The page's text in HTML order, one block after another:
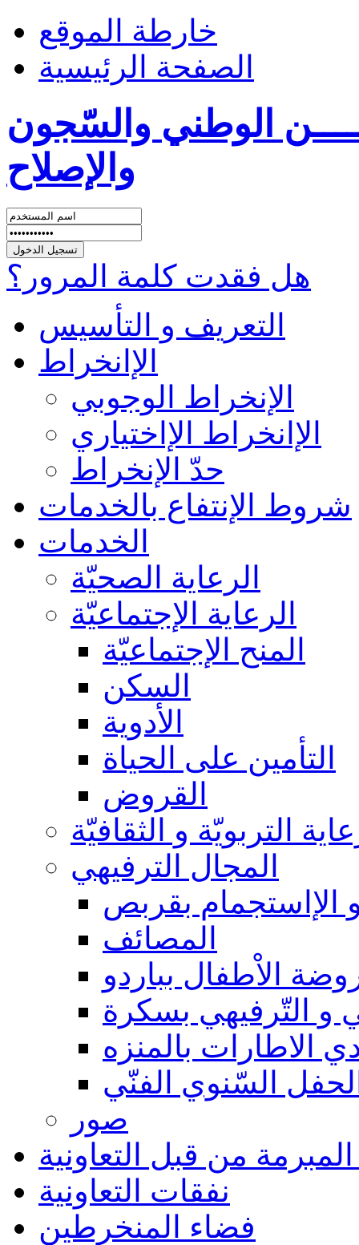
خارطة الموقع
الصفحة الرئيسية
الوطني والسّجون
والإصلاح
هل فقدت كلمة المرور؟
التعريف و التأسيس
الإانخراط
الإنخراط الوجوبي
الإانخراط الإاختياري
حدّ الإنخراط
شروط الإنتفاع بالخدمات
الخدمات
الرعاية الصحيّة
الرعاية الإجتماعيّة
المنح الإجتماعيّة
السكن
الأدوية
التأمين على الحياة
القروض
التربويّة و الثقافيّة
المجال الترفيهي
الإاستجمام بقربص
المصائف
الاْطفال بباردو
و التّرفيهي بسكرة
الاطارات بالمنزه
السّنوي الفنّي
صور
المبرمة من قبل التعاونية
نفقات التعاونية
فضاء المنخرطين